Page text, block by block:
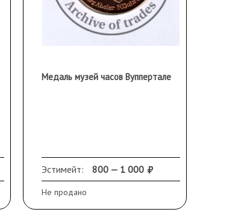
Медаль музей часов Вуппертале
Эстимейт: 800 — 1 000
Не продано